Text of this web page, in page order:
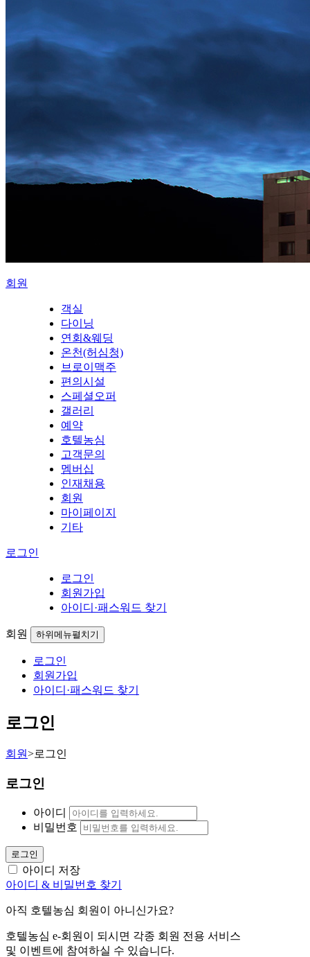
회원
객실
다이닝
연회&웨딩
온천(허심청)
브로이맥주
편의시설
스페셜오퍼
갤러리
예약
호텔농심
고객문의
멤버십
인재채용
회원
마이페이지
기타
로그인
로그인
회원가입
아이디·패스워드 찾기
회원 하위메뉴펼치기
로그인
회원가입
아이디·패스워드 찾기
로그인
회원>로그인
로그인
아이디
비밀번호
로그인
아이디 저장
아이디 & 비밀번호 찾기
아직 호텔농심 회원이 아니신가요?
호텔농심 e-회원이 되시면 각종 회원 전용 서비스
및 이벤트에 참여하실 수 있습니다.